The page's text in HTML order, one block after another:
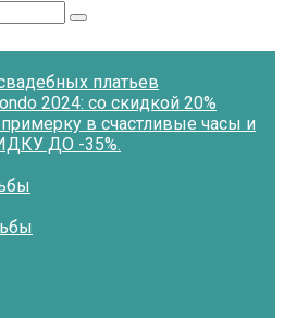
платьев
2024: со скидкой 20%
в счастливые часы и
ДО -35%.